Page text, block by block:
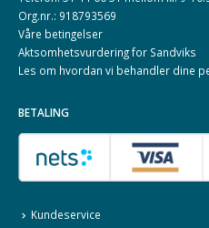
Org.nr.: 918793569
Våre betingelser
Aktsomhetsvurdering for Sandviks
Les om hvordan vi behandler dine
BETALING
Kundeservice